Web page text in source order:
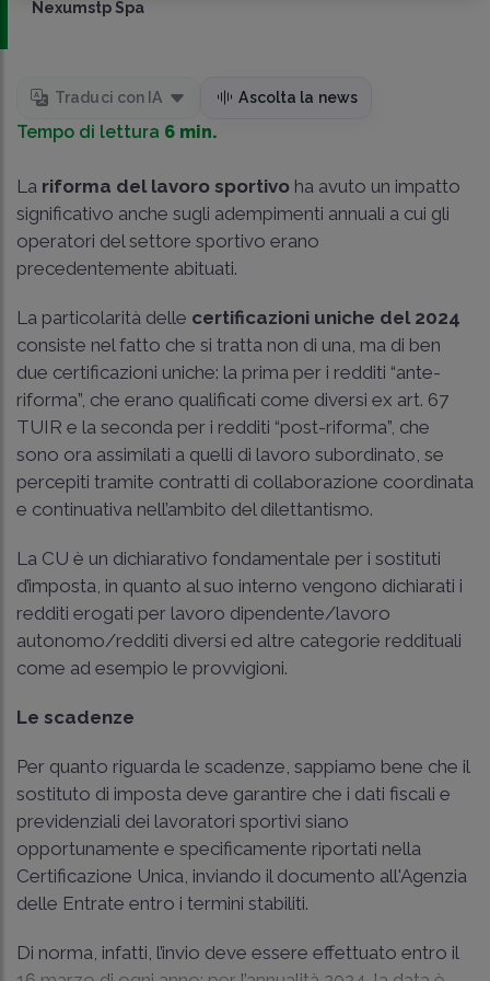
Nexumstp Spa
Traduci con IA Ascolta la news
Tempo di lettura 6 min.
La riforma del lavoro sportivo ha avuto un impatto
significativo anche sugli adempimenti annuali a cui gli
operatori del settore sportivo erano
precedentemente abituati.
La particolarità delle certificazioni uniche del 2024
consiste nel fatto che si tratta non di una, ma di ben
due certificazioni uniche: la prima per i redditi “ante-
riforma”, che erano qualificati come diversi ex art. 67
TUIR e la seconda per i redditi “post-riforma”, che
sono ora assimilati a quelli di lavoro subordinato, se
percepiti tramite contratti di collaborazione coordinata
e continuativa nell’ambito del dilettantismo.
La CU è un dichiarativo fondamentale per i sostituti
d’imposta, in quanto al suo interno vengono dichiarati i
redditi erogati per lavoro dipendente/lavoro
autonomo/redditi diversi ed altre categorie reddituali
come ad esempio le provvigioni.
Le scadenze
Per quanto riguarda le scadenze, sappiamo bene che il
sostituto di imposta deve garantire che i dati fiscali e
previdenziali dei lavoratori sportivi siano
opportunamente e specificamente riportati nella
Certificazione Unica, inviando il documento all'Agenzia
delle Entrate entro i termini stabiliti.
Di norma, infatti, l’invio deve essere effettuato entro il